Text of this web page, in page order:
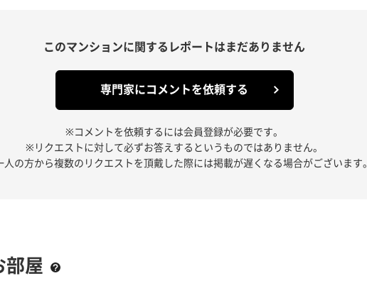
このマンションに関する レポートはまだありません
専門家にコメントを依頼する
※コメントを依頼するには会員登録が必要です。
※リクエストに対して必ずお答えするというものではありません。
の方から複数のリクエストを頂戴した際には掲載が遅くなる場合がございます。
部屋